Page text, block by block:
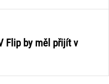
Flip by měl přijít v